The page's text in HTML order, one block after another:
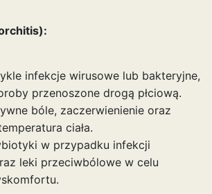
infekcje wirusowe lub bakteryjne,
przenoszone drogą płciową.
bóle, zaczerwienienie oraz
ciała.
w przypadku infekcji
leki przeciwbólowe w celu